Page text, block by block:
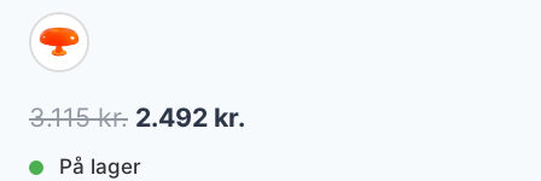
3.115kr. Den
oprindelige
2.492 kr.
På lager